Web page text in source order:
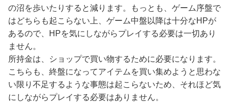
の沼を歩いたりすると減ります。もっとも、ゲーム序盤で
はどちらも起こらない上、ゲーム中盤以降は十分なHPが
あるので、HPを気にしながらプレイする必要は一切あり
ません。
所持金は、ショップで買い物するために必要になります。
こちらも、終盤になってアイテムを買い集めようと思わな
い限り不足するような事態は起こらないため、それほど気
にしながらプレイする必要はありません。